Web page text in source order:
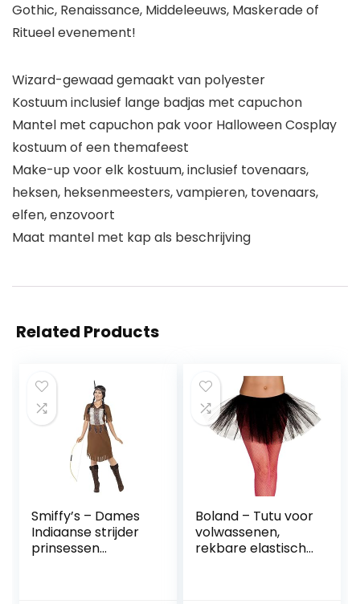
Gothic, Renaissance, Middeleeuws, Maskerade of
Ritueel evenement!
Wizard-gewaad gemaakt van polyester
Kostuum inclusief lange badjas met capuchon
Mantel met capuchon pak voor Halloween Cosplay
kostuum of een themafeest
Make-up voor elk kostuum, inclusief tovenaars,
heksen, heksenmeesters, vampieren, tovenaars,
elfen, enzovoort
Maat mantel met kap als beschrijving
Related Products
Smiffy’s – Dames
Indiaanse strijder
prinsessen
Boland – Tutu voor
volwassenen,
rekbare elastische